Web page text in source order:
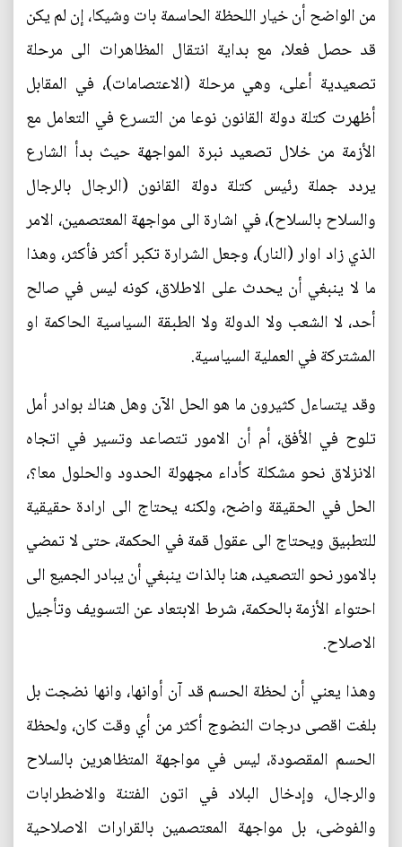
من الواضح أن خيار اللحظة الحاسمة بات وشيكا، إن لم يكن
قد حصل فعلا، مع بداية انتقال المظاهرات الى مرحلة
تصعيدية أعلى، وهي مرحلة (الاعتصامات)، في المقابل
أظهرت كتلة دولة القانون نوعا من التسرع في التعامل مع
الأزمة من خلال تصعيد نبرة المواجهة حيث بدأ الشارع
يردد جملة رئيس كتلة دولة القانون (الرجال بالرجال
والسلاح بالسلاح)، في اشارة الى مواجهة المعتصمين، الامر
الذي زاد اوار (النار)، وجعل الشرارة تكبر أكثر فأكثر، وهذا
ما لا ينبغي أن يحدث على الاطلاق، كونه ليس في صالح
أحد، لا الشعب ولا الدولة ولا الطبقة السياسية الحاكمة او
المشتركة في العملية السياسية.
وقد يتساءل كثيرون ما هو الحل الآن وهل هناك بوادر أمل
تلوح في الأفق، أم أن الامور تتصاعد وتسير في اتجاه
الانزلاق نحو مشكلة كأداء مجهولة الحدود والحلول معا؟،
الحل في الحقيقة واضح، ولكنه يحتاج الى ارادة حقيقية
للتطبيق ويحتاج الى عقول قمة في الحكمة، حتى لا تمضي
بالامور نحو التصعيد، هنا بالذات ينبغي أن يبادر الجميع الى
احتواء الأزمة بالحكمة، شرط الابتعاد عن التسويف وتأجيل
الاصلاح.
وهذا يعني أن لحظة الحسم قد آن أوانها، وانها نضجت بل
بلغت اقصى درجات النضوج أكثر من أي وقت كان، ولحظة
الحسم المقصودة، ليس في مواجهة المتظاهرين بالسلاح
والرجال، وإدخال البلاد في اتون الفتنة والاضطرابات
والفوضى، بل مواجهة المعتصمين بالقرارات الاصلاحية